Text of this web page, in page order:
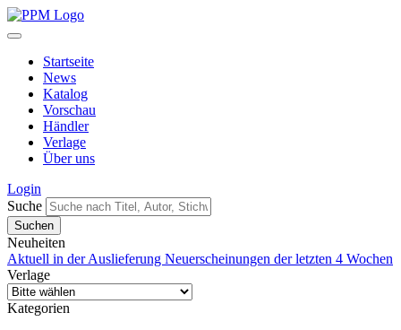
Startseite
News
Katalog
Vorschau
Händler
Verlage
Über uns
Login
Suche
Neuheiten
Aktuell in der Auslieferung Neuerscheinungen der letzten 4 Wochen
Verlage
Kategorien